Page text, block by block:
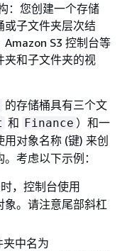
：您创建一个存储
或子文件夹层次结
S3 控制台等
夹和子文件夹的视
的存储桶具有三个文
和 Finance ）和一
用对象名称 (键) 来创
考虑以下示例：
，控制台使用
象。请注意尾部斜杠
夹中名为